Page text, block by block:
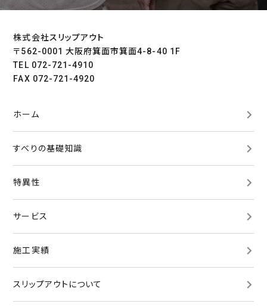
株式会社スリップアウト
〒562-0001 大阪府箕面市箕面4-8-40 1F
TEL 072-721-4910
FAX 072-721-4920
ホーム
すべりの基礎知識
特異性
サービス
施工実績
スリップアウトについて